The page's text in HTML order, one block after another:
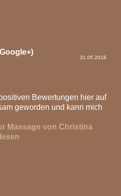
31.05.2018
Bewertungen hier auf
geworden und kann mich
Massage von Christina